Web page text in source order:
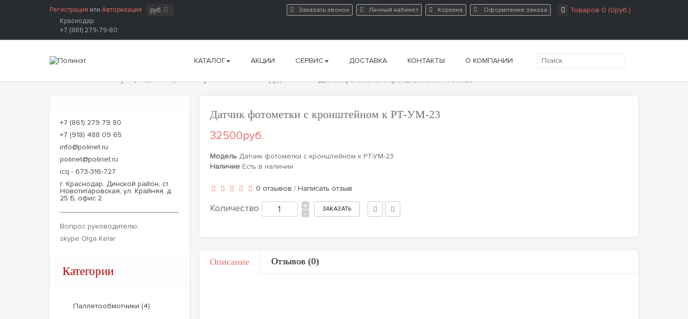
Регистрация или Авторизация
руб.
Краснодар
+7 (861) 279-79-80
Товаров 0 (0руб.)
Заказать звонок Личный кабинет Корзина Оформление заказа
КАТАЛОГ АКЦИИ СЕРВИС ДОСТАВКА КОНТАКТЫ О КОМПАНИИ
Главная Комплектующие для пищевого и упаковочного оборудования Датчик фотометки с кронштейном к РТ-УМ-23
+7 (861) 279 79 80
+7 (918) 488 09 65
info@polinet.ru
polinet@polinet.ru
icq - 673-316-727
г. Краснодар, Динской район, ст.
Новотитаровская, ул. Крайняя, д.
25 Б, офис 2.
Вопрос руководителю:
skype Olga Kelar
Категории
Паллетообмотчики (4)
Датчик фотометки с кронштейном к РТ-УМ-23
32500руб.
МодельДатчик фотометки с кронштейном к РТ-УМ-23
НаличиеЕсть в наличии
0 отзывов / Написать отзыв
Количество +
-
Описание Отзывов (0)